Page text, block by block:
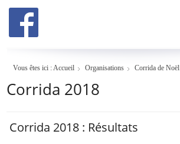
Vous êtes ici :Accueil Organisations Corrida de Noël
Corrida 2018
Corrida 2018 : Résultats